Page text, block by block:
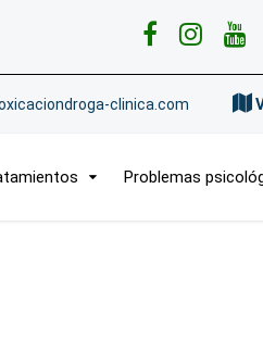
clinica.com
Problemas